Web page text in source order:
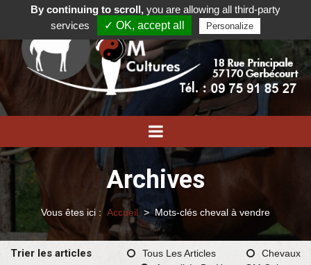
Archives
Vous êtes ici : Accueil>Mots-clés cheval à vendre
Trier les articles Tous Les Articles
Chevaux
By continuing to scroll,you are allowing all third-party
services
✓ OK, accept all Personalize